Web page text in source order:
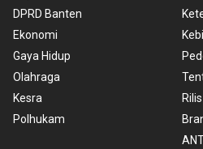
DPRD Banten
Ekonomi
Gaya Hidup
Olahraga
Kesra
Polhukam